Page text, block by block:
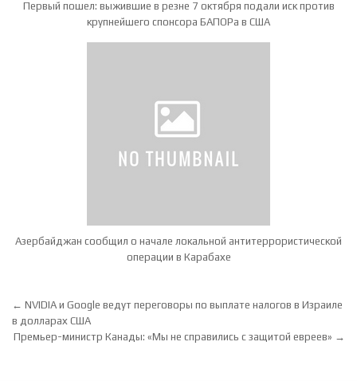
Первый пошел: выжившие в резне 7 октября подали иск против
крупнейшего спонсора БАПОРа в США
Азербайджан сообщил о начале локальной антитеррористической
операции в Карабахе
Навигация по записям
← NVIDIA и Google ведут переговоры по выплате налогов в Израиле
в долларах США
Премьер-министр Канады: «Мы не справились с защитой евреев» →